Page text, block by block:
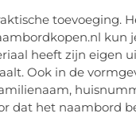
toevoeging.
kun
heeft zijn eigen
Ook in de
dat het naambord